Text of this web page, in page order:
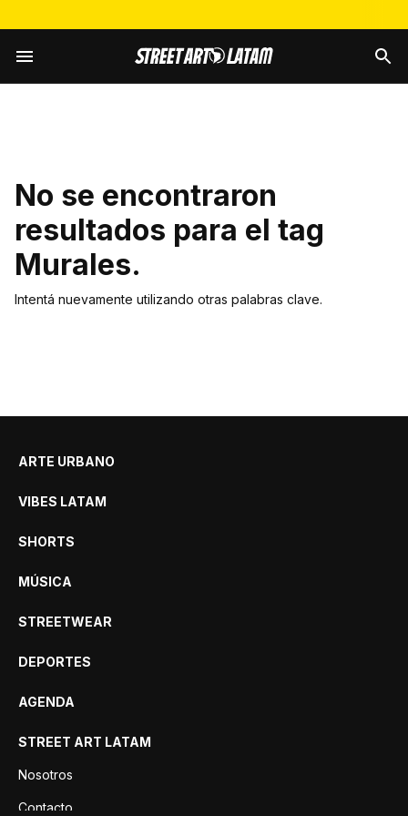
No se encontraron
resultados para el tag
Murales.
Intentá nuevamente utilizando otras palabras clave.
ARTE URBANO
VIBES LATAM
SHORTS
MÚSICA
STREETWEAR
DEPORTES
AGENDA
STREET ART LATAM
Nosotros
Contacto